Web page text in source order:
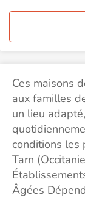
Ces maisons
aux familles
un lieu
conditions les
Tarn
Âgées